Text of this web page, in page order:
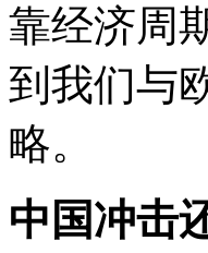
靠经济周
到我们与
略。
中国冲击